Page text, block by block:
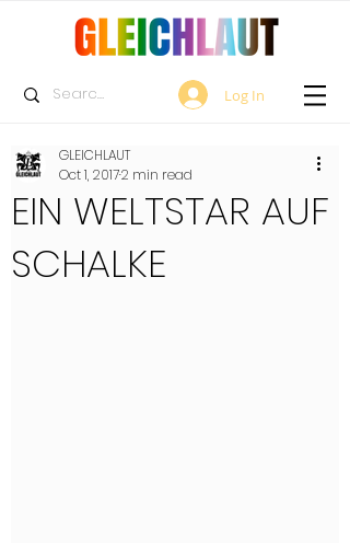
Log In
EIN WELTSTAR AUF
SCHALKE
GLEICHLAUT
Oct 1, 20172 min read